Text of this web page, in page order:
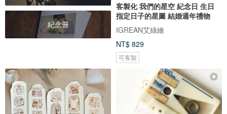
紀念冊
客製化 我們的星空 紀念日 生日
指定日子的星圖 結婚週年禮物
IGREAN艾綠繪
NT$ 829
可客製